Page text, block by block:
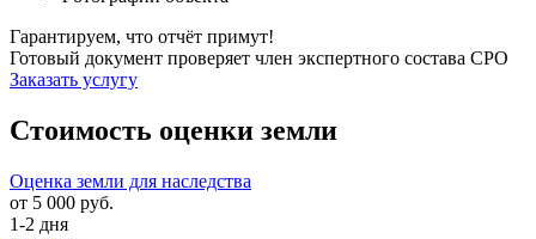
Гарантируем, что отчёт примут!
Готовый документ проверяет член экспертного состава СРО
Заказать услугу
Стоимость оценки земли
Оценка земли для наследства
от 5 000 руб.
1-2 дня